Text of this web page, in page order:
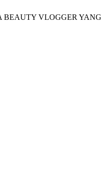
BEAUTY VLOGGER